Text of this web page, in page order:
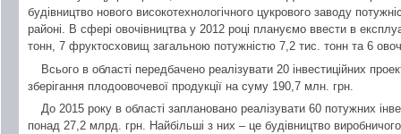
будівництво нового високотехнологічного цукрового заводу
районі. В сфері овочівництва у 2012 році плануємо ввести в
тонн, 7 фруктосховищ загальною потужністю 7,2 тис. тонн та 6
Всього в області передбачено реалізувати 20 інвестиційних
зберігання плодоовочевої продукції на суму 190,7 млн. грн.
До 2015 року в області заплановано реалізувати 60 потужних
понад 27,2 млрд. грн. Найбільші з них – це будівництво